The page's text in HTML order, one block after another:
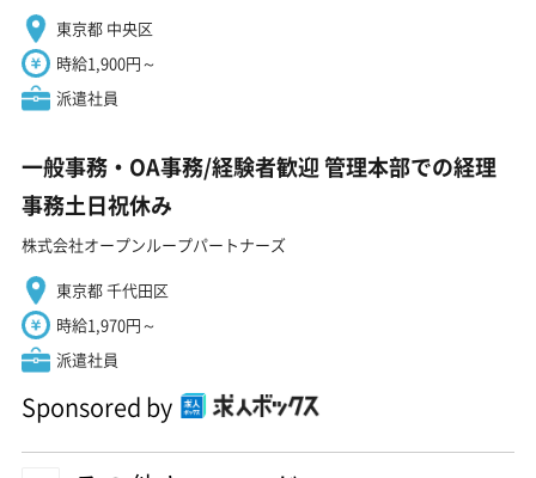
東京都 中央区
時給1,900円～
派遣社員
一般事務・OA事務/経験者歓迎 管理本部での経理
事務土日祝休み
株式会社オープンループパートナーズ
東京都 千代田区
時給1,970円～
派遣社員
Sponsored by